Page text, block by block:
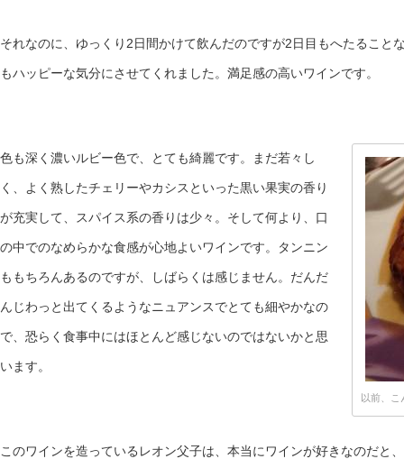
それなのに、ゆっくり2日間かけて飲んだのですが2日目もへたること
もハッピーな気分にさせてくれました。満足感の高いワインです。
以前、こ
色も深く濃いルビー色で、とても綺麗です。まだ若々し
く、よく熟したチェリーやカシスといった黒い果実の香り
が充実して、スパイス系の香りは少々。そして何より、口
の中でのなめらかな食感が心地よいワインです。タンニン
ももちろんあるのですが、しばらくは感じません。だんだ
んじわっと出てくるようなニュアンスでとても細やかなの
で、恐らく食事中にはほとんど感じないのではないかと思
います。
このワインを造っているレオン父子は、本当にワインが好きなのだと